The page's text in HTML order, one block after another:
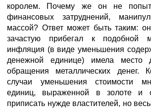
королем. Почему же он не
финансовых затруднений,
массой? Ответ может быть таким:
зачастую прибегал к подобной
инфляция (в виде уменьшения
денежной единице) имела место
обращения металлических денег.
случаи уменьшения стоимости
единиц, выраженной в золоте и
приписать нужде властителей, но